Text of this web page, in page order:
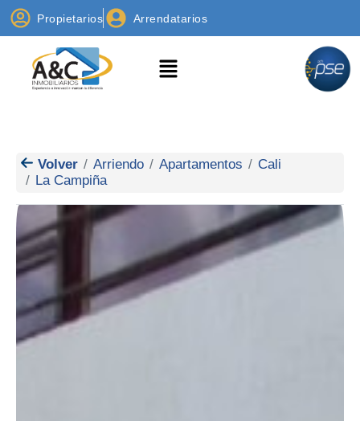
Propietarios Arrendatarios
Volver Arriendo Apartamentos
Cali
La Campiña